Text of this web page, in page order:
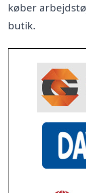
køber
butik.